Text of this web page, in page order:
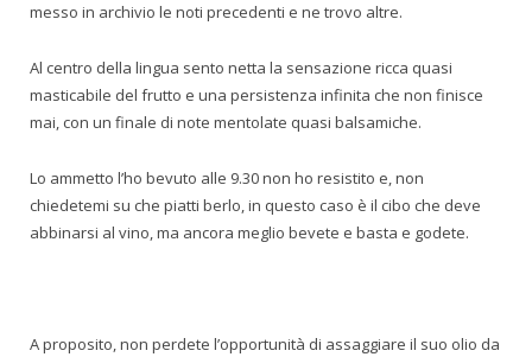
messo in archivio le noti precedenti e ne trovo altre.
Al centro della lingua sento netta la sensazione ricca quasi
masticabile del frutto e una persistenza infinita che non finisce
mai, con un finale di note mentolate quasi balsamiche.
Lo ammetto l’ho bevuto alle 9.30 non ho resistito e, non
chiedetemi su che piatti berlo, in questo caso è il cibo che deve
abbinarsi al vino, ma ancora meglio bevete e basta e godete.
A proposito, non perdete l’opportunità di assaggiare il suo olio da